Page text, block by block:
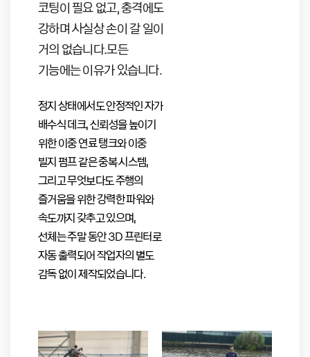
코팅이 필요 없고, 충격에도
강하며 사실상 손이 갈 일이
거의 없습니다.모든
기능에는 이유가 있습니다.
정지 상태에서도 안정적인 자가
배수식 데크, 신뢰성을 높이기
위한 이중 연료 탱크와 이중
빌지 펌프 같은 중복 시스템,
그리고 무엇보다도 주행의
즐거움을 위한 강력한 파워와
속도까지 갖추고 있으며,
선체는 주말 동안 3D 프린터로
자동 출력되어 작업자의 별도
감독 없이 제작되었습니다.